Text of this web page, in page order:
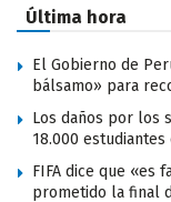
Última hora
El Gobierno de
bálsamo» para
Los daños por los
18.000
FIFA dice que «es
prometido la final